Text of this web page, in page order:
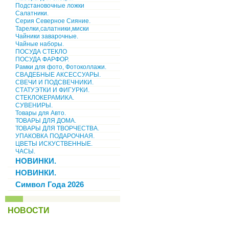
Подстановочные ложки
Салатники.
Серия Северное Сияние.
Тарелки,салатники,миски
Чайники заварочные.
Чайные наборы.
ПОСУДА СТЕКЛО
ПОСУДА ФАРФОР.
Рамки для фото, Фотоколлажи.
СВАДЕБНЫЕ АКСЕССУАРЫ.
СВЕЧИ И ПОДСВЕЧНИКИ.
СТАТУЭТКИ И ФИГУРКИ.
СТЕКЛОКЕРАМИКА.
СУВЕНИРЫ.
Товары для Авто.
ТОВАРЫ ДЛЯ ДОМА.
ТОВАРЫ ДЛЯ ТВОРЧЕСТВА.
УПАКОВКА ПОДАРОЧНАЯ.
ЦВЕТЫ ИСКУСТВЕННЫЕ.
ЧАСЫ.
НОВИНКИ.
НОВИНКИ.
Символ Года 2026
НОВОСТИ